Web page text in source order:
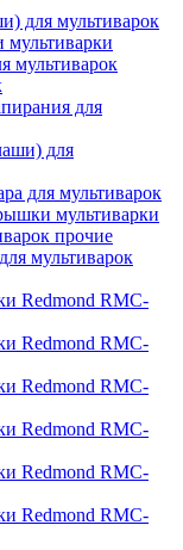
для мультиварок
мультиварок
для
для
для мультиварок
мультиварки
прочие
мультиварок
Redmond RMC-
Redmond RMC-
Redmond RMC-
Redmond RMC-
Redmond RMC-
Redmond RMC-